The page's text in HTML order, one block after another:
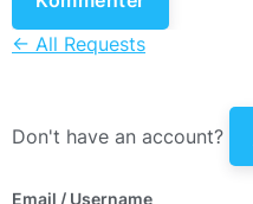
← All Requests
Don't have an account?
Email / Username